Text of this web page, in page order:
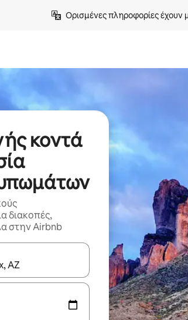
Ορισμένες πληροφορίες έχουν
κοντά
διακοπές,
στην Airbnb
μπορείτε να πλοηγηθείτε στη